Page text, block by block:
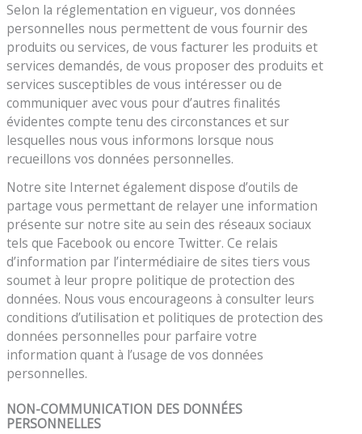
Selon la réglementation en vigueur, vos données
personnelles nous permettent de vous fournir des
produits ou services, de vous facturer les produits et
services demandés, de vous proposer des produits et
services susceptibles de vous intéresser ou de
communiquer avec vous pour d’autres finalités
évidentes compte tenu des circonstances et sur
lesquelles nous vous informons lorsque nous
recueillons vos données personnelles.
Notre site Internet également dispose d’outils de
partage vous permettant de relayer une information
présente sur notre site au sein des réseaux sociaux
tels que Facebook ou encore Twitter. Ce relais
d’information par l’intermédiaire de sites tiers vous
soumet à leur propre politique de protection des
données. Nous vous encourageons à consulter leurs
conditions d’utilisation et politiques de protection des
données personnelles pour parfaire votre
information quant à l’usage de vos données
personnelles.
NON-COMMUNICATION DES DONNÉES
PERSONNELLES